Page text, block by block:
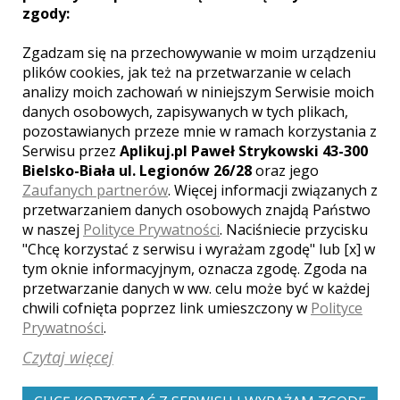
Voigtlander 65 mm f/2
Opinie o fotografie (0)
[ brak komentarzy ]
zgody:
Zgadzam się na przechowywanie w moim urządzeniu
plików cookies, jak też na przetwarzanie w celach
analizy moich zachowań w niniejszym Serwisie moich
danych osobowych, zapisywanych w tych plikach,
pozostawianych przeze mnie w ramach korzystania z
Serwisu przez Aplikuj.pl Paweł Strykowski 43-300
Bielsko-Biała ul. Legionów 26/28oraz jego
Zaufanych partnerów. Więcej informacji związanych z
przetwarzaniem danych osobowych znajdą Państwo
w naszej Polityce Prywatności. Naciśniecie przycisku
"Chcę korzystać z serwisu i wyrażam zgodę" lub [x] w
tym oknie informacyjnym, oznacza zgodę. Zgoda na
przetwarzanie danych w ww. celu może być w każdej
chwili cofnięta poprzez link umieszczony w Polityce
Prywatności.
Czytaj więcej